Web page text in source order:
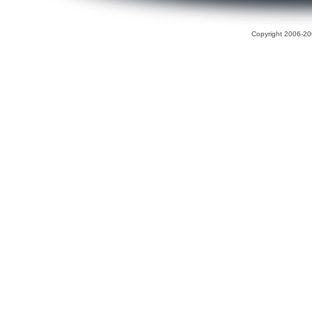
Copyright 2006-